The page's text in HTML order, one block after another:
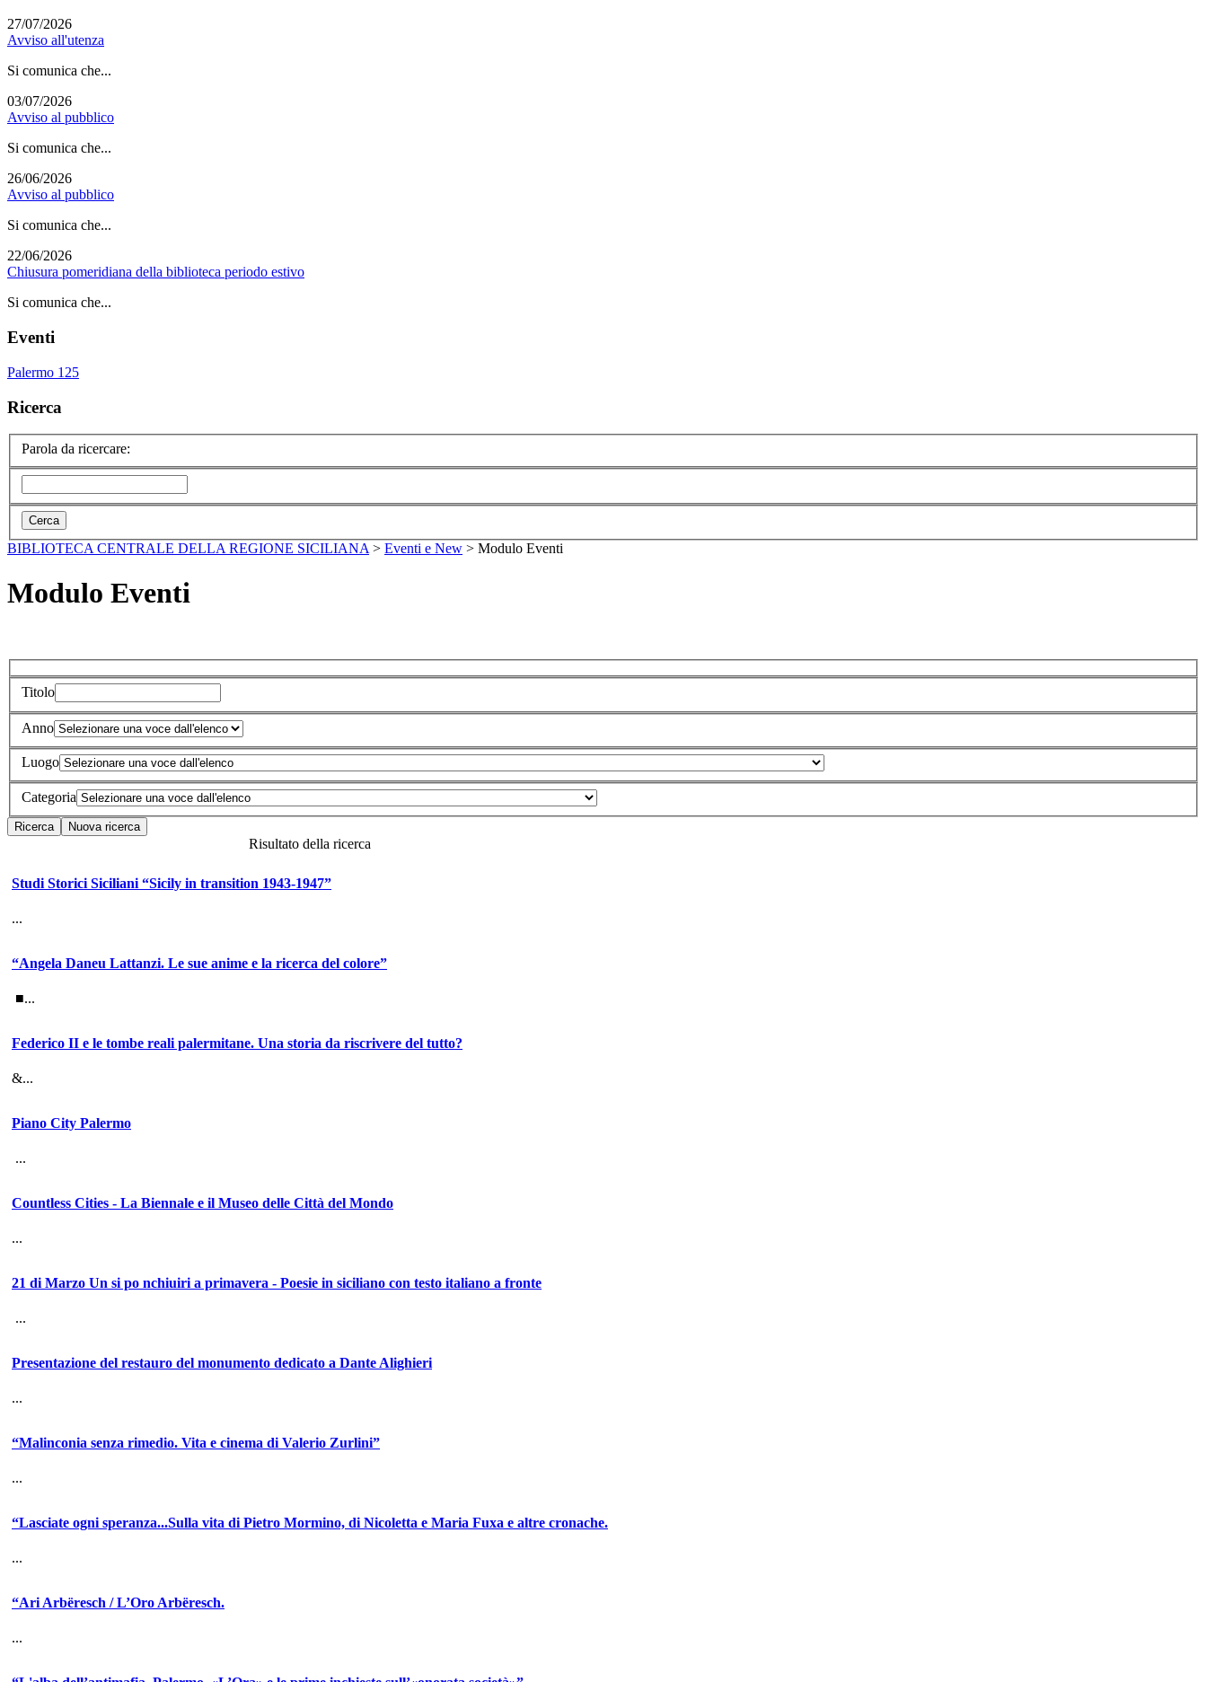
27/07/2026
Avviso all'utenza
Si comunica che...
03/07/2026
Avviso al pubblico
Si comunica che...
26/06/2026
Avviso al pubblico
Si comunica che...
22/06/2026
Chiusura pomeridiana della biblioteca periodo estivo
Si comunica che...
Eventi
Palermo 125
Ricerca
Parola da ricercare:
BIBLIOTECA CENTRALE DELLA REGIONE SICILIANA > Eventi e New > Modulo Eventi
Modulo Eventi
Titolo
Anno
Luogo
Categoria
Risultato della ricerca
Studi Storici Siciliani “Sicily in transition 1943-1947”
...
“Angela Daneu Lattanzi. Le sue anime e la ricerca del colore”
■...
Federico II e le tombe reali palermitane. Una storia da riscrivere del tutto?
&...
Piano City Palermo
...
Countless Cities - La Biennale e il Museo delle Città del Mondo
...
21 di Marzo Un si po nchiuiri a primavera - Poesie in siciliano con testo italiano a fronte
...
Presentazione del restauro del monumento dedicato a Dante Alighieri
...
“Malinconia senza rimedio. Vita e cinema di Valerio Zurlini”
...
“Lasciate ogni speranza...Sulla vita di Pietro Mormino, di Nicoletta e Maria Fuxa e altre cronache.
...
“Ari Arbëresch / L’Oro Arbëresch.
...